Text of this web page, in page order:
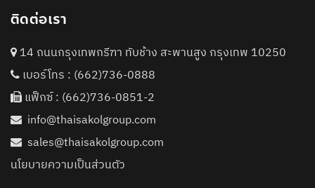
ติดต่อเรา
14 ถนนกรุงเทพกรีฑา ทับช้าง สะพานสูง กรุงเทพ 10250
เบอร์โทร : (662)736-0888
แฟ็กซ์ : (662)736-0851-2
info@thaisakolgroup.com
sales@thaisakolgroup.com
นโยบายความเป็นส่วนตัว